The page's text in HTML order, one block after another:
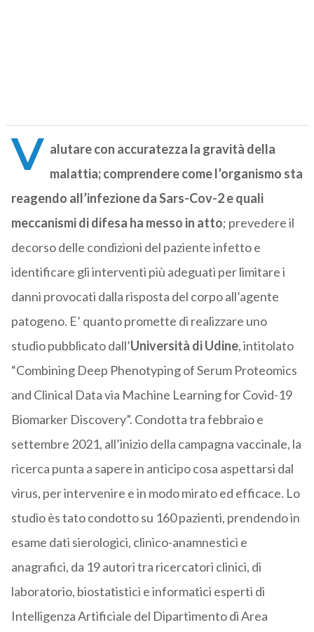
V alutare con accuratezza la gravità della
malattia; comprendere come l’organismo sta
reagendo all’infezione da Sars-Cov-2 e quali
meccanismi di difesa ha messo in atto; prevedere il
decorso delle condizioni del paziente infetto e
identificare gli interventi più adeguati per limitare i
danni provocati dalla risposta del corpo all’agente
patogeno. E’ quanto promette di realizzare uno
studio pubblicato dall’Università di Udine, intitolato
“Combining Deep Phenotyping of Serum Proteomics
and Clinical Data via Machine Learning for Covid-19
Biomarker Discovery”. Condotta tra febbraio e
settembre 2021, all’inizio della campagna vaccinale, la
ricerca punta a sapere in anticipo cosa aspettarsi dal
virus, per intervenire e in modo mirato ed efficace. Lo
studio ès tato condotto su 160 pazienti, prendendo in
esame dati sierologici, clinico-anamnestici e
anagrafici, da 19 autori tra ricercatori clinici, di
laboratorio, biostatistici e informatici esperti di
Intelligenza Artificiale del Dipartimento di Area